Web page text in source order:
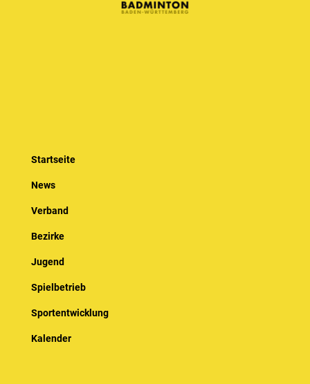
Startseite
News
Verband
Bezirke
Jugend
Spielbetrieb
Sportentwicklung
Kalender